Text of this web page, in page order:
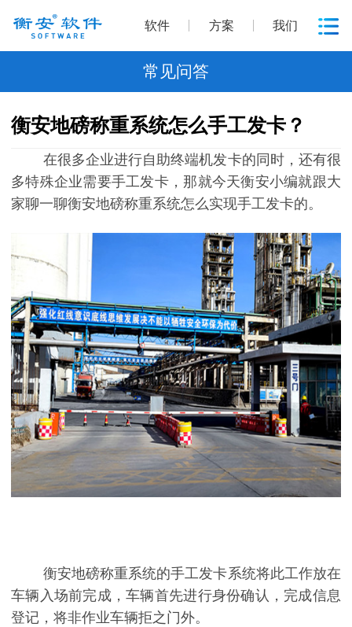
软件 方案 我们
常见问答
衡安地磅称重系统怎么手工发卡？
在很多企业进行自助终端机发卡的同时，还有很
多特殊企业需要手工发卡，那就今天衡安小编就跟大
家聊一聊衡安地磅称重系统怎么实现手工发卡的。
衡安地磅称重系统的手工发卡系统将此工作放在
车辆入场前完成，车辆首先进行身份确认，完成信息
登记，将非作业车辆拒之门外。